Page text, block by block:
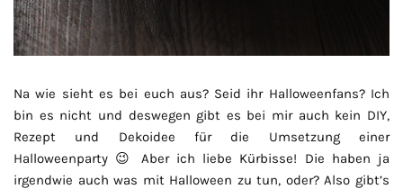
Na wie sieht es bei euch aus? Seid ihr Halloweenfans? Ich
bin es nicht und deswegen gibt es bei mir auch kein DIY,
Rezept und Dekoidee für die Umsetzung einer
Halloweenparty 😉 Aber ich liebe Kürbisse! Die haben ja
irgendwie auch was mit Halloween zu tun, oder? Also gibt’s